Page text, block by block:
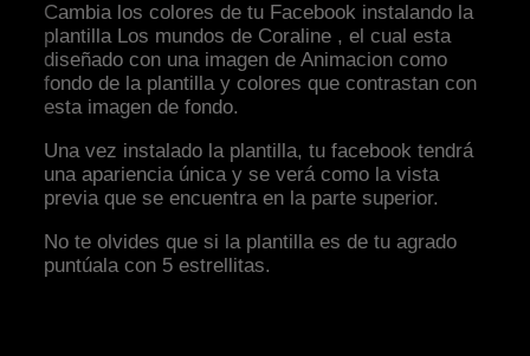
Cambia los colores de tu Facebook instalando la
plantilla Los mundos de Coraline , el cual esta
diseñado con una imagen de Animacion como
fondo de la plantilla y colores que contrastan con
esta imagen de fondo.
Una vez instalado la plantilla, tu facebook tendrá
una apariencia única y se verá como la vista
previa que se encuentra en la parte superior.
No te olvides que si la plantilla es de tu agrado
puntúala con 5 estrellitas.